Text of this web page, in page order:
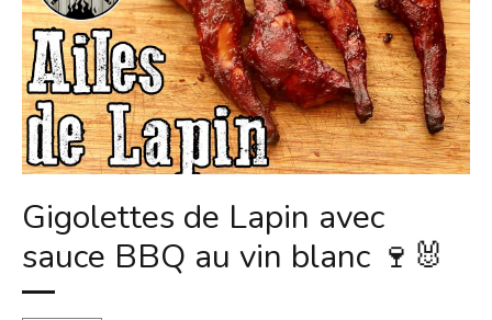
Gigolettes de Lapin avec
sauce BBQ au vin blanc 🍷🐰